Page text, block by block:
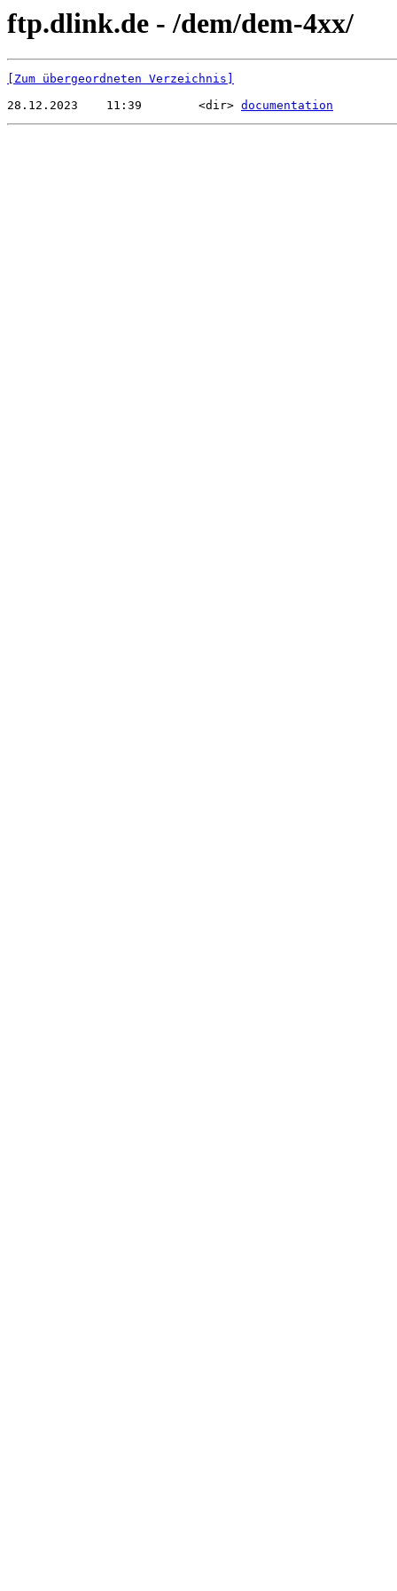
ftp.dlink.de - /dem/dem-4xx/
[Zum übergeordneten Verzeichnis]
28.12.2023    11:39        <dir> documentation